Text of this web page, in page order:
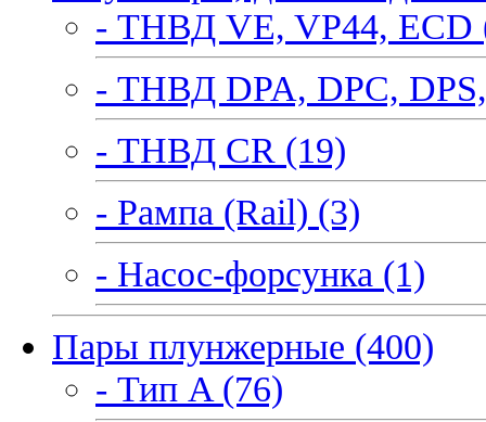
- ТНВД VE, VP44, ECD
- ТНВД DPA, DPC,
- ТНВД CR (19)
- Рампа (Rail) (3)
- Насос-форсунка (1)
Пары плунжерные (400)
- Тип A (76)